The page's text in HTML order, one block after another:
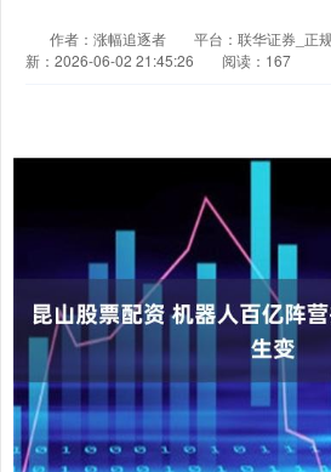
作者：涨幅追逐者 平台：联华证券_正
新：2026-06-02 21:45:26
阅读：167